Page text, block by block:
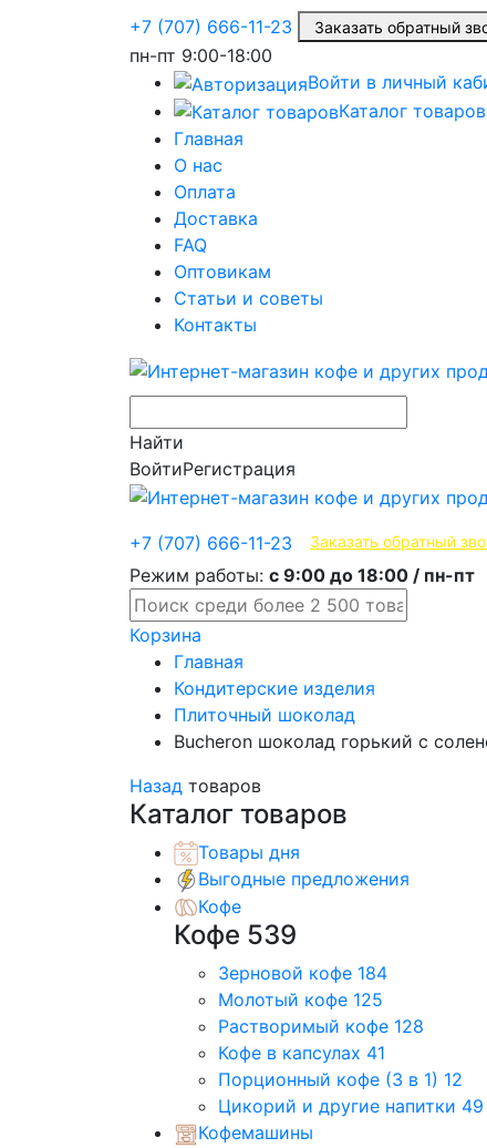
+7 (707) 666-11-23 Заказать обратный
пн-пт 9:00-18:00
Войти в личный
Каталог товаров
Главная
О нас
Оплата
Доставка
FAQ
Оптовикам
Статьи и советы
Контакты
Найти
ВойтиРегистрация
+7 (707) 666-11-23 Заказать обратный
Режим работы: с 9:00 до 18:00 / пн-пт
Корзина
Главная
Кондитерские изделия
Плиточный шоколад
Bucheron шоколад горький c
Назад товаров
Каталог товаров
Товары дня
Выгодные предложения
Кофе
Кофе 539
Зерновой кофе 184
Молотый кофе 125
Растворимый кофе 128
Кофе в капсулах 41
Порционный кофе (3 в 1) 12
Цикорий и другие напитки 49
Кофемашины